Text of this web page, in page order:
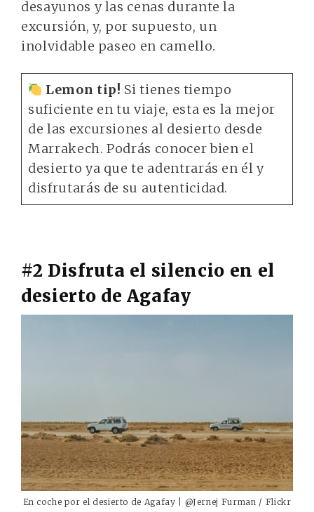
desayunos y las cenas durante la
excursión, y, por supuesto, un
inolvidable paseo en camello.
Lemon tip! Si tienes tiempo
suficiente en tu viaje, esta es la mejor
de las excursiones al desierto desde
Marrakech. Podrás conocer bien el
desierto ya que te adentrarás en él y
disfrutarás de su autenticidad.
#2 Disfruta el silencio en el
desierto de Agafay
En coche por el desierto de Agafay | @Jernej Furman / Flickr